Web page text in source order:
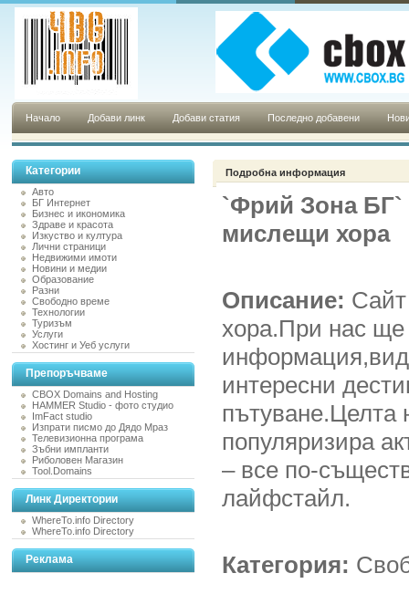
Начало Добави линк Добави статия Последно добавени
Категории
Авто
БГ Интернет
Бизнес и икономика
Здраве и красота
Изкуство и култура
Лични страници
Недвижими имоти
Новини и медии
Образование
Разни
Свободно време
Технологии
Туризъм
Услуги
Хостинг и Уеб услуги
Препоръчваме
CBOX Domains and Hosting
HAMMER Studio - фото студио
ImFact studio
Изпрати писмо до Дядо Мраз
Телевизионна програма
Зъбни импланти
Риболовен Магазин
Tool.Domains
Линк Директории
WhereTo.info Directory
WhereTo.info Directory
Реклама
Подробна информация
`Фрий Зона БГ`
мислещи хора
Описание:
хора.При нас ще
интересни
пътуване.Целта
популяризира
– все по-
лайфстайл.
Категория: